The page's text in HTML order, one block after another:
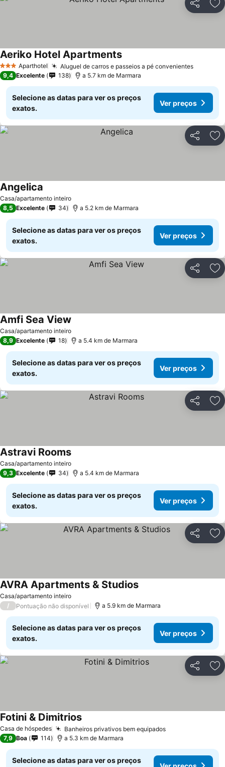
Partilhar
3 EstrelasAparthotel Aluguel de carros e passeios a pé convenientesVer
Aeriko Hotel ApartmentsVer preços
9,4 Excelente 138 a 5.7 km de Marmara
Selecione as datas para ver os preços
exatos.
Ver preços
Partilhar
Casa/apartamento inteiro
Angelica
8,5 Excelente 34 a 5.2 km de Marmara
Selecione as datas para ver os preços
exatos.
Ver preços
Partilhar
Casa/apartamento inteiro
Amfi Sea View
8,9 Excelente 18 a 5.4 km de Marmara
Selecione as datas para ver os preços
exatos.
Ver preços
Partilhar
Casa/apartamento inteiro
Astravi RoomsVer preços
9,3 Excelente 34 a 5.4 km de Marmara
Selecione as datas para ver os preços
exatos.
Ver preços
Partilhar
Casa/apartamento inteiro
AVRA Apartments & StudiosVer preços
/ Pontuação não disponível a 5.9 km de Marmara
Selecione as datas para ver os preços
exatos.
Ver preços
Partilhar
Casa de hóspedes Banheiros privativos bem equipadosVer preços
Fotini & DimitriosVer preços
7,9 Boa 114 a 5.3 km de Marmara
Selecione as datas para ver os preços